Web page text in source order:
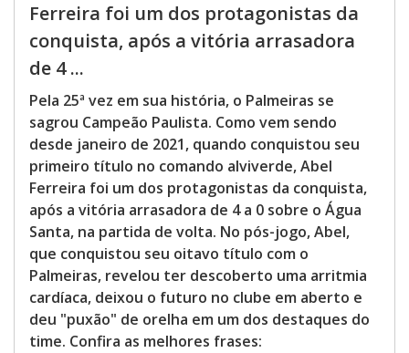
Ferreira foi um dos protagonistas da
conquista, após a vitória arrasadora
de 4 ...
Pela 25ª vez em sua história, o Palmeiras se
sagrou Campeão Paulista. Como vem sendo
desde janeiro de 2021, quando conquistou seu
primeiro título no comando alviverde, Abel
Ferreira foi um dos protagonistas da conquista,
após a vitória arrasadora de 4 a 0 sobre o Água
Santa, na partida de volta. No pós-jogo, Abel,
que conquistou seu oitavo título com o
Palmeiras, revelou ter descoberto uma arritmia
cardíaca, deixou o futuro no clube em aberto e
deu "puxão" de orelha em um dos destaques do
time. Confira as melhores frases: